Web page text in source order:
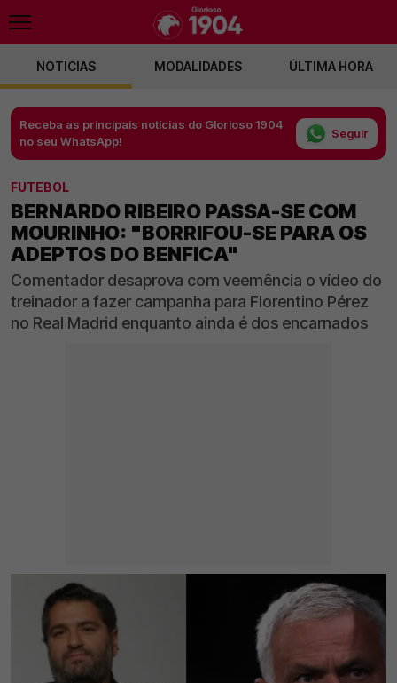
NOTÍCIAS MODALIDADES ÚLTIMA HORA
Receba as principais notícias do Glorioso 1904
no seu WhatsApp!
Seguir
FUTEBOL
BERNARDO RIBEIRO PASSA-SE COM
MOURINHO: "BORRIFOU-SE PARA OS
ADEPTOS DO BENFICA"
Comentador desaprova com veemência o vídeo do
treinador a fazer campanha para Florentino Pérez
no Real Madrid enquanto ainda é dos encarnados